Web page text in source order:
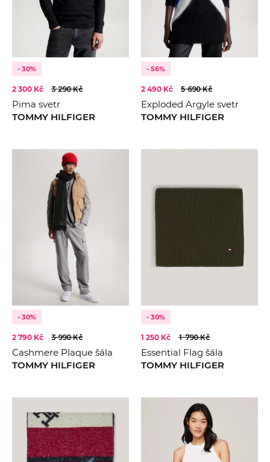
- 30%
2 300 Kč 3 290 Kč
Pima svetr
TOMMY HILFIGER
- 56%
2 490 Kč 5 690 Kč
Exploded Argyle svetr
TOMMY HILFIGER
- 30%
2 790 Kč 3 990 Kč
Cashmere Plaque šála
TOMMY HILFIGER
- 30%
1 250 Kč 1 790 Kč
Essential Flag šála
TOMMY HILFIGER